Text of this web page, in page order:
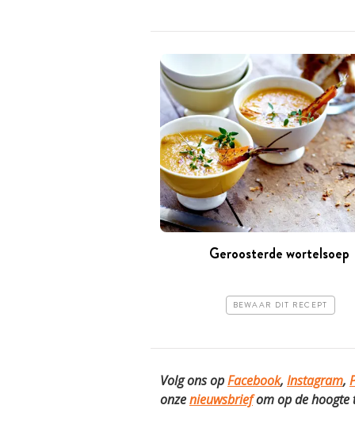
Geroosterde wortelsoep
BEWAAR DIT RECEPT
Volg ons opFacebook, Instagram,
onzenieuwsbriefom op de hoogte